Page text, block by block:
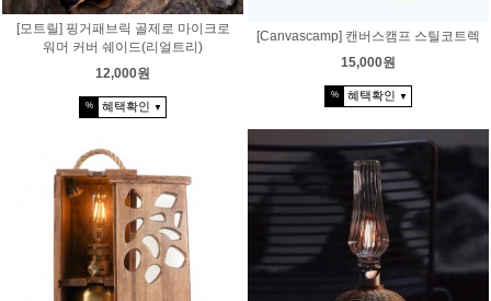
[모트릴] 핑거패브릭 골제로 마이크로
워머 커버 쉐이드(리얼트리)
12,000원
% 혜택확인 ▼
[Canvascamp] 캔버스캠프 스틸코트렉
15,000원
% 혜택확인 ▼